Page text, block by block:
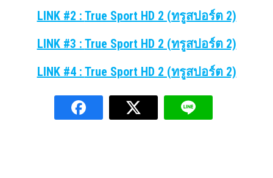
LINK #2 : True Sport HD 2 (ทรูสปอร์ต 2)
LINK #3 : True Sport HD 2 (ทรูสปอร์ต 2)
LINK #4 : True Sport HD 2 (ทรูสปอร์ต 2)